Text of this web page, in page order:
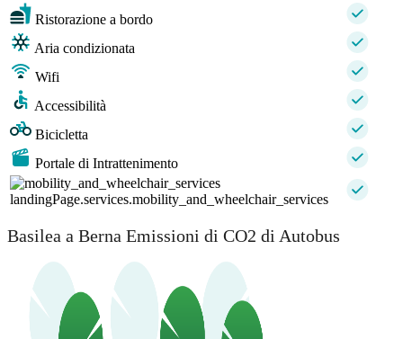
Ristorazione a bordo
Aria condizionata
Wifi
Accessibilità
Bicicletta
Portale di Intrattenimento
landingPage.services.mobility_and_wheelchair_services
Basilea a Berna Emissioni di CO2 di Autobus